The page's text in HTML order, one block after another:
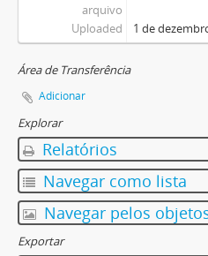
arquivo
Uploaded 1 de
Área de Transferência
Adicionar
Explorar
Relatórios
Navegar como lista
Navegar pelos
Exportar